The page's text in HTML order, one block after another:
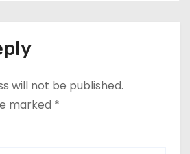
will not be published.
marked *